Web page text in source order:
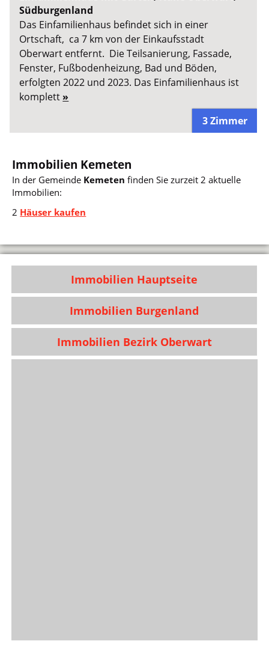
Südburgenland
Das Einfamilienhaus befindet sich in einer
Ortschaft, ca 7 km von der Einkaufsstadt
Oberwart entfernt. Die Teilsanierung, Fassade,
Fenster, Fußbodenheizung, Bad und Böden,
erfolgten 2022 und 2023. Das Einfamilienhaus ist
komplett »
3 Zimmer
Immobilien Kemeten
In der Gemeinde Kemeten finden Sie zurzeit 2 aktuelle
Immobilien:
2 Häuser kaufen
Immobilien Hauptseite
Immobilien Burgenland
Immobilien Bezirk Oberwart